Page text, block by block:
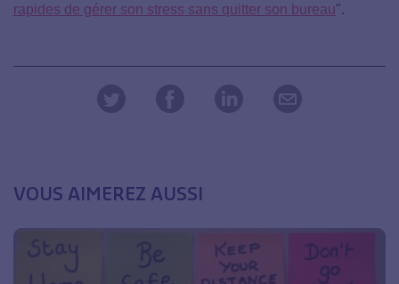
rapides de gérer son stress sans quitter son bureau".
VOUS AIMEREZ AUSSI